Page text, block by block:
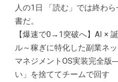
人の1日 「読む」では終わ
書だ。
【爆速で0→1突破へ】AI ×
ル～稼ぎに特化した副業ネ
マネジメントOS実装完全版
い」を捨ててチームで回す